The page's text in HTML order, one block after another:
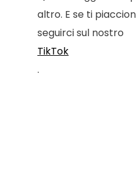
altro. E se ti
seguirci sul nostro
TikTok
.